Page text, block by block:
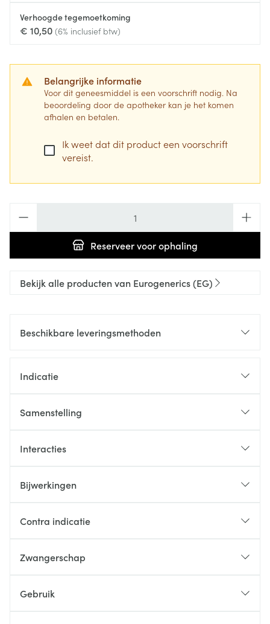
Verhoogde tegemoetkoming
€ 10,50 (6% inclusief btw)
Belangrijke informatie
Voor dit geneesmiddel is een voorschrift nodig. Na
beoordeling door de apotheker kan je het komen
afhalen en betalen.
Ik weet dat dit product een voorschrift
vereist.
Reserveervoor ophaling
Bekijk alle producten van Eurogenerics (EG)
Beschikbare leveringsmethoden
Indicatie
Samenstelling
Interacties
Bijwerkingen
Contra indicatie
Zwangerschap
Gebruik